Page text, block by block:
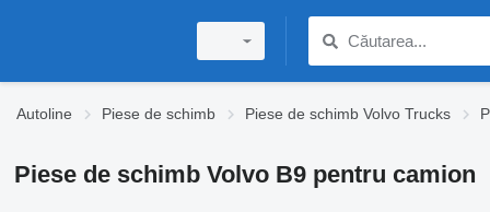
Autoline Piese de schimb Piese de schimb Volvo Trucks
Piese de schimb Volvo B9 pentru camion